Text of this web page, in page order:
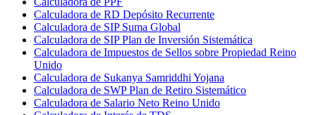
Calculadora de RD Depósito Recurrente
Calculadora de SIP Suma Global
Calculadora de SIP Plan de Inversión Sistemática
Calculadora de Impuestos de Sellos sobre Propiedad Reino
Unido
Calculadora de Sukanya Samriddhi Yojana
Calculadora de SWP Plan de Retiro Sistemático
Calculadora de Salario Neto Reino Unido